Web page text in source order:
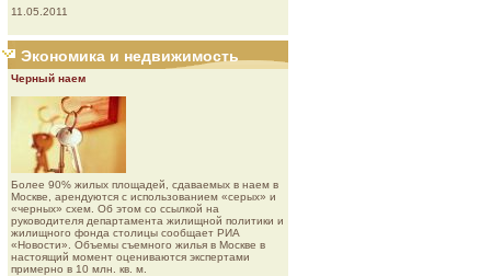
11.05.2011
Экономика и недвижимость
Черный наем
Более 90% жилых площадей, сдаваемых в наем в
Москве, арендуются с использованием «серых» и
«черных» схем. Об этом со ссылкой на
руководителя департамента жилищной политики и
жилищного фонда столицы сообщает РИА
«Новости». Объемы съемного жилья в Москве в
настоящий момент оцениваются экспертами
примерно в 10 млн. кв. м.